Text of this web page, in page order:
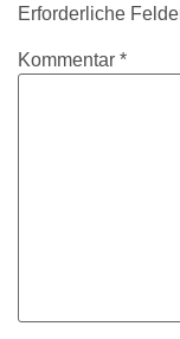
Erforderliche
Kommentar *